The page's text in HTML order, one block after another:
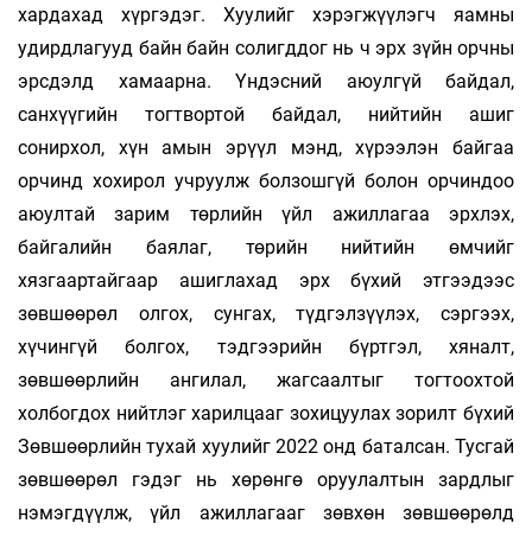
хардахад хүргэдэг. Хуулийг хэрэгжүүлэгч яамны
удирдлагууд байн байн солигддог нь ч эрх зүйн орчны
эрсдэлд хамаарна. Үндэсний аюулгүй байдал,
санхүүгийн тогтвортой байдал, нийтийн ашиг
сонирхол, хүн амын эрүүл мэнд, хүрээлэн байгаа
орчинд хохирол учруулж болзошгүй болон орчиндоо
аюултай зарим төрлийн үйл ажиллагаа эрхлэх,
байгалийн баялаг, төрийн нийтийн өмчийг
хязгаартайгаар ашиглахад эрх бүхий этгээдээс
зөвшөөрөл олгох, сунгах, түдгэлзүүлэх, сэргээх,
хүчингүй болгох, тэд­гээрийн бүртгэл, хяналт,
зөвшөөрлийн ангилал, жагсаалтыг тогтоохтой
холбогдох нийтлэг харилцааг зохицуулах зорилт бүхий
Зөвшөөрлийн тухай хуулийг 2022 онд баталсан. Тусгай
зөвшөөрөл гэдэг нь хөрөнгө оруулалтын зардлыг
нэмэгдүүлж, үйл ажиллагааг зөвхөн зөвшөөрөлд